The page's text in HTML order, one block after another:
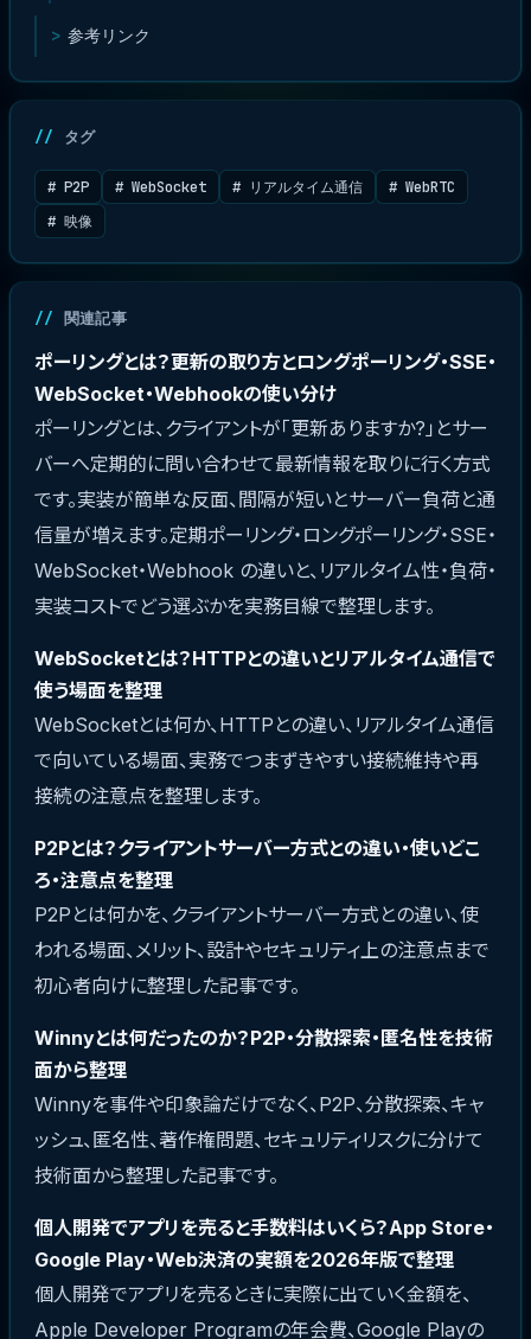
参考リンク
タグ
# P2P # WebSocket # リアルタイム通信
# WebRTC
# 映像
関連記事
ポーリングとは？更新の取り方とロングポーリング・SSE・
WebSocket・Webhookの使い分け
ポーリングとは、クライアントが「更新ありますか?」とサー
バーへ定期的に問い合わせて最新情報を取りに行く方式
です。実装が簡単な反面、間隔が短いとサーバー負荷と通
信量が増えます。定期ポーリング・ロングポーリング・SSE・
WebSocket・Webhook の違いと、リアルタイム性・負荷・
実装コストでどう選ぶかを実務目線で整理します。
WebSocketとは？HTTPとの違いとリアルタイム通信で
使う場面を整理
WebSocketとは何か、HTTPとの違い、リアルタイム通信
で向いている場面、実務でつまずきやすい接続維持や再
接続の注意点を整理します。
P2Pとは？クライアントサーバー方式との違い・使いどこ
ろ・注意点を整理
P2Pとは何かを、クライアントサーバー方式との違い、使
われる場面、メリット、設計やセキュリティ上の注意点まで
初心者向けに整理した記事です。
Winnyとは何だったのか？P2P・分散探索・匿名性を技術
面から整理
Winnyを事件や印象論だけでなく、P2P、分散探索、キャ
ッシュ、匿名性、著作権問題、セキュリティリスクに分けて
技術面から整理した記事です。
個人開発でアプリを売ると手数料はいくら？App Store・
Google Play・Web決済の実額を2026年版で整理
個人開発でアプリを売るときに実際に出ていく金額を、
Apple Developer Programの年会費、Google Playの